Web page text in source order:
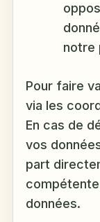
notre
Pour faire
via les
En cas de
vos
part
données.